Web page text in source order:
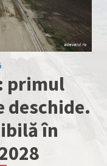
primul
deschide.
în